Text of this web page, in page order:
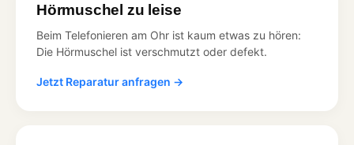
Hörmuschel zu leise
Beim Telefonieren am Ohr ist kaum etwas zu hören:
Die Hörmuschel ist verschmutzt oder defekt.
Jetzt Reparatur anfragen →